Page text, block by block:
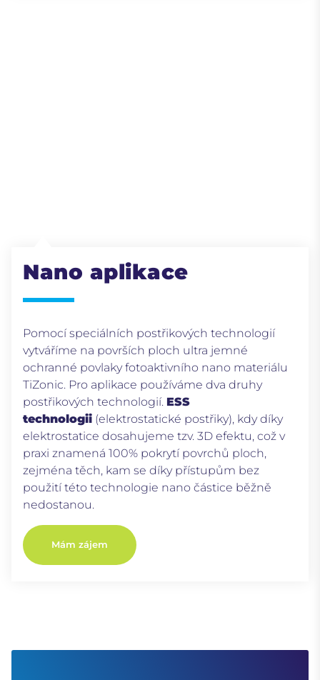
Nano aplikace
Pomocí speciálních postřikových technologií
vytváříme na površích ploch ultra jemné
ochranné povlaky fotoaktivního nano materiálu
TiZonic. Pro aplikace používáme dva druhy
postřikových technologií. ESS
technologii (elektrostatické postřiky), kdy díky
elektrostatice dosahujeme tzv. 3D efektu, což v
praxi znamená 100% pokrytí povrchů ploch,
zejména těch, kam se díky přístupům bez
použití této technologie nano částice běžně
nedostanou.
Mám zájem